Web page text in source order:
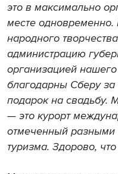
это в максимально
месте
народного
администрацию
организацией
благодарны Сберу
подарок на
— это курорт
отмеченный
туризма. Здорово,